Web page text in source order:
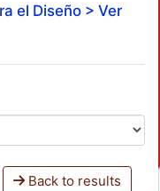
el Diseño > Ver
Back to results